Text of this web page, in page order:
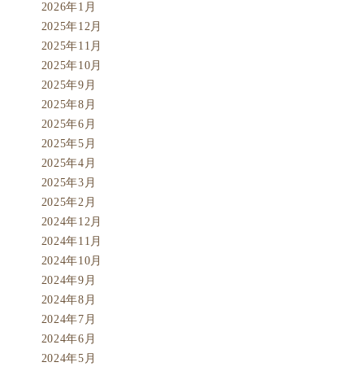
2026年1月
2025年12月
2025年11月
2025年10月
2025年9月
2025年8月
2025年6月
2025年5月
2025年4月
2025年3月
2025年2月
2024年12月
2024年11月
2024年10月
2024年9月
2024年8月
2024年7月
2024年6月
2024年5月